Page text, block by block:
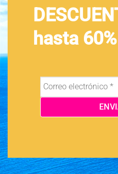
hasta 60%